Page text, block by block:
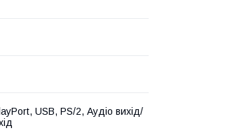
USB, PS/2, Аудіо вихід/